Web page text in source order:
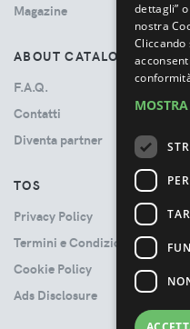
Magazine
ABOUT CATALOVE
F.A.Q.
Contatti
Diventa partner
TOS
Privacy Policy
Termini e Condizioni
Cookie Policy
Ads Disclosure
dettagli”
nostra
Cliccando